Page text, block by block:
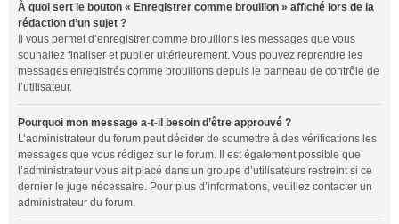
À quoi sert le bouton « Enregistrer comme brouillon » affiché lors de la
rédaction d’un sujet ?
Il vous permet d’enregistrer comme brouillons les messages que vous
souhaitez finaliser et publier ultérieurement. Vous pouvez reprendre les
messages enregistrés comme brouillons depuis le panneau de contrôle de
l’utilisateur.
Pourquoi mon message a-t-il besoin d’être approuvé ?
L’administrateur du forum peut décider de soumettre à des vérifications les
messages que vous rédigez sur le forum. Il est également possible que
l’administrateur vous ait placé dans un groupe d’utilisateurs restreint si ce
dernier le juge nécessaire. Pour plus d’informations, veuillez contacter un
administrateur du forum.